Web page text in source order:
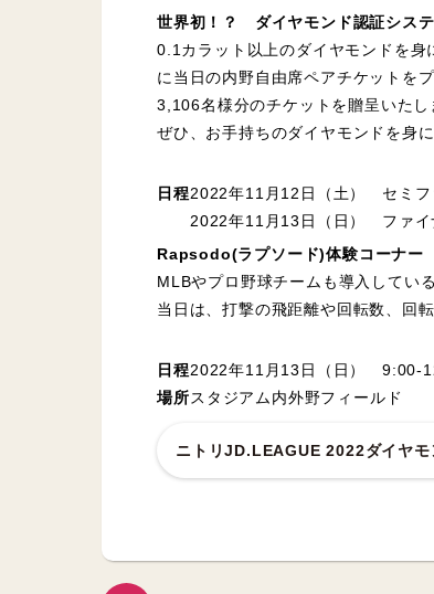
世界初！？ ダイヤモンド認証システ
0.1カラット以上のダイヤモンドを身
に当日の内野自由席ペアチケットを
3,106名様分のチケットを贈呈いたし
ぜひ、お手持ちのダイヤモンドを身
日程2022年11月12日（土） セミフ
2022年11月13日（日） ファイ
Rapsodo(ラプソード)体験コーナー
MLBやプロ野球チームも導入してい
当日は、打撃の飛距離や回転数、回
日程2022年11月13日（日） 9:00-
場所スタジアム内外野フィールド
ニトリJD.LEAGUE 2022ダイヤ